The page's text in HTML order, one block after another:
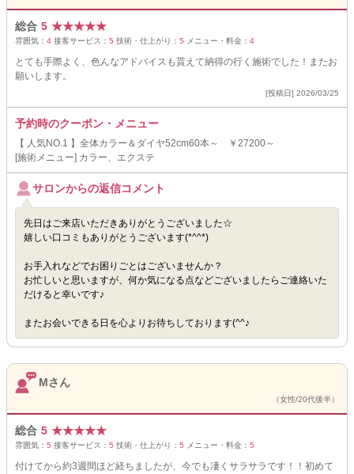
総合 5 ★★★★★
雰囲気： 4 接客サービス： 5 技術・仕上がり： 5 メニュー・料金： 4
とても手際よく、色んなアドバイスも貰えて納得の行く施術でした！またお
願いします。
[投稿日] 2026/03/25
予約時のクーポン・メニュー
【 人気NO.1 】全体カラー＆ダイヤ52cm60本～ ￥27200～
[施術メニュー] カラー、エクステ
サロンからの返信コメント
先日はご来店いただきありがとうございました☆
嬉しい口コミもありがとうございます(*^^*)
お手入れなどでお困りごとはございませんか？
お忙しいと思いますが、何か気になる点などございましたらご連絡いた
だけると幸いです♪
またお会いできる日を心よりお待ちしております(^^♪
Mさん
（女性/20代後半）
総合 5 ★★★★★
雰囲気： 5 接客サービス： 5 技術・仕上がり： 5 メニュー・料金： 5
付けてから約3週間ほど経ちましたが、今でも凄くサラサラです！！初めて